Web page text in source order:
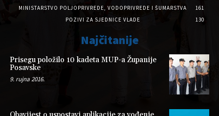
MINISTARSTVO POLJOPRIVREDE, VODOPRIVREDE I ŠUMARSTVA
161
POZIVI ZA SJEDNICE VLADE
130
Najčitanije
Prisegu položilo 10 kadeta MUP-a Županije
Posavske
9. rujna 2016.